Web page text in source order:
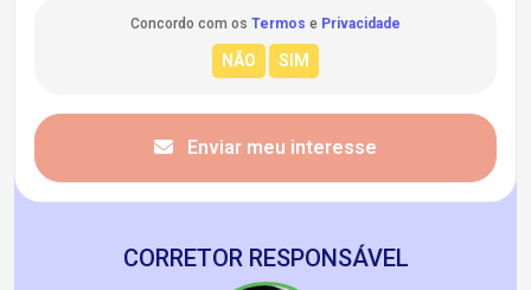
Concordo com os Termos e Privacidade
Enviar meu interesse
CORRETOR RESPONSÁVEL